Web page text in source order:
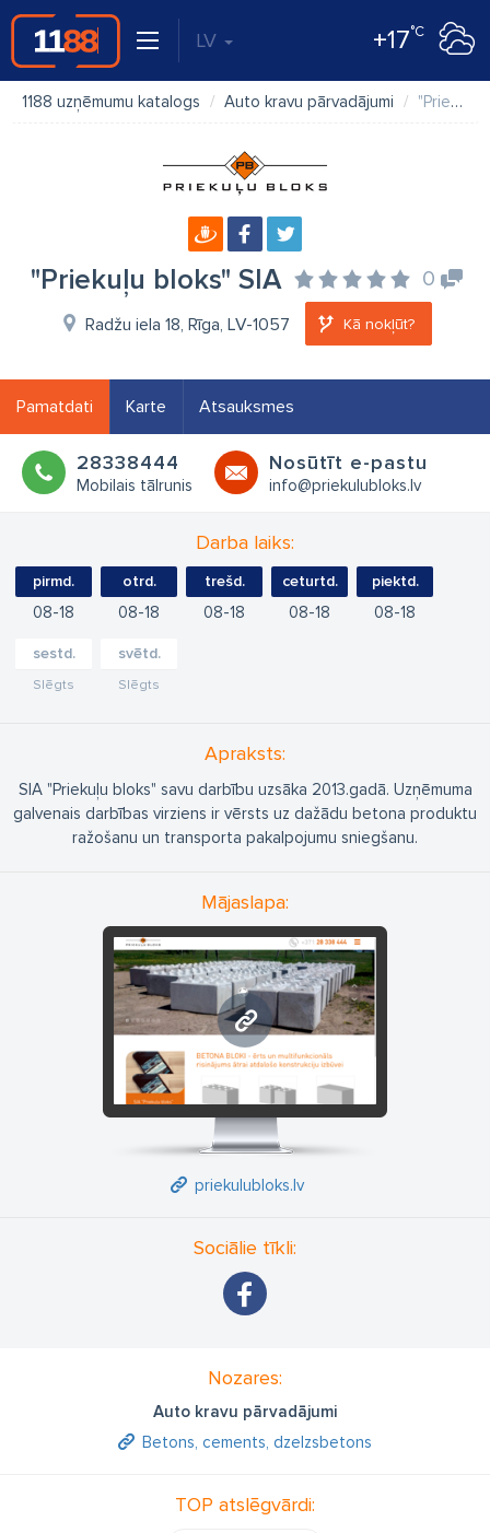
LV +17°C
1188 uzņēmumu katalogs Auto kravu pārvadājumi "Priekuļu bloks" SIA
"Priekuļu bloks" SIA 0
Radžu iela 18, Rīga, LV-1057 Kā nokļūt?
Pamatdati Karte Atsauksmes
28338444
Mobilais tālrunis
Nosūtīt e-pastu
info@priekulubloks.lv
Darba laiks:
pirmd.
08 18
otrd.
08 18
trešd.
08 18
ceturtd.
08 18
piektd.
08 18
sestd.
Slēgts
svētd.
Slēgts
Apraksts:
SIA "Priekuļu bloks" savu darbību uzsāka 2013.gadā. Uzņēmuma
galvenais darbības virziens ir vērsts uz dažādu betona produktu
ražošanu un transporta pakalpojumu sniegšanu.
Mājaslapa:
priekulubloks.lv
priekulubloks.lv
Sociālie tīkli:
Nozares:
Auto kravu pārvadājumi
Betons, cements, dzelzsbetons
TOP atslēgvārdi: